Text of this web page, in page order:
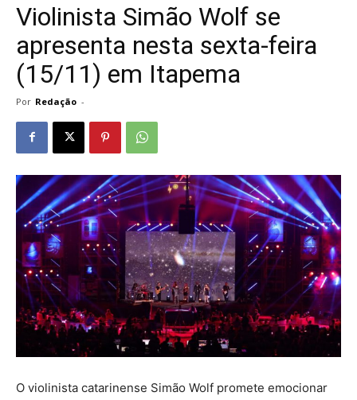
Violinista Simão Wolf se
apresenta nesta sexta-feira
(15/11) em Itapema
Por Redação -
O violinista catarinense Simão Wolf promete emocionar